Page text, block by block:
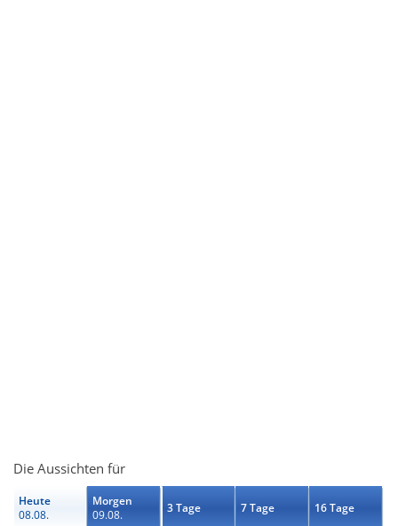
Die Aussichten für
Heute
08.08.
Morgen
09.08.
3 Tage 7 Tage 16 Tage